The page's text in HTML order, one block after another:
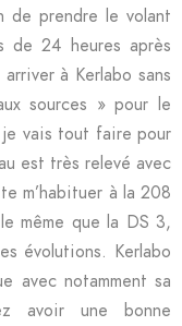
de prendre le volant
de 24 heures après
à Kerlabo sans
sources » pour le
vais tout faire pour
est très relevé avec
m’habituer à la 208
même que la DS 3,
évolutions. Kerlabo
avec notamment sa
avoir une bonne